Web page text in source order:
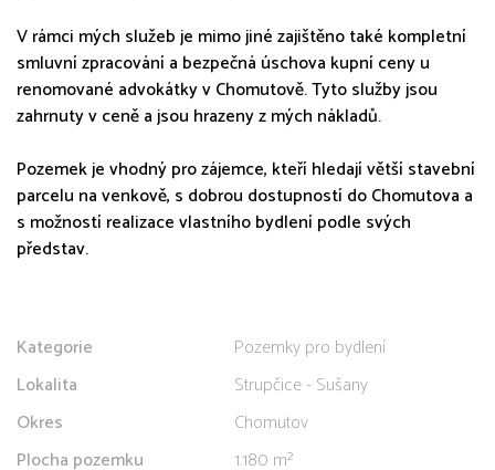
V rámci mých služeb je mimo jiné zajištěno také kompletní
smluvní zpracování a bezpečná úschova kupní ceny u
renomované advokátky v Chomutově. Tyto služby jsou
zahrnuty v ceně a jsou hrazeny z mých nákladů.
Pozemek je vhodný pro zájemce, kteří hledají větší stavební
parcelu na venkově, s dobrou dostupností do Chomutova a
s možností realizace vlastního bydlení podle svých
představ.
Kategorie
Pozemky pro bydlení
Lokalita
Strupčice - Sušany
Okres
Chomutov
Plocha pozemku
1.180 m²